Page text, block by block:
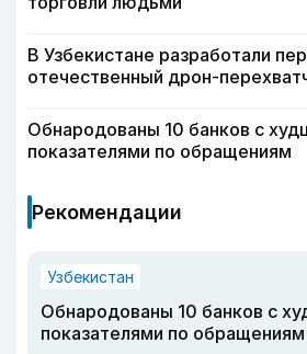
В Узбекистане разработали
отечественный дрон-
Обнародованы 10 банков с
показателями по обращениям
Рекомендации
Узбекистан
Обнародованы 10 банков с
показателями по обращениям